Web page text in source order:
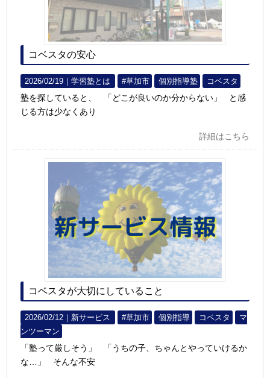
コベスタの安心
2026/02/19｜学習塾とは #草加市 個別指導塾 コベスタ
塾を探していると、 「どこが良いのか分からない」 と感
じる方は少なくあり
詳細はこちら
コベスタが大切にしていること
2026/02/12｜ 新サービス #草加市 個別指導 コベスタ
マ
ンツーマン
「塾って厳しそう」 「うちの子、ちゃんとやっていけるか
な…」 そんな不安